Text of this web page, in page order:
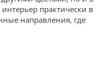
практически в
направления, где